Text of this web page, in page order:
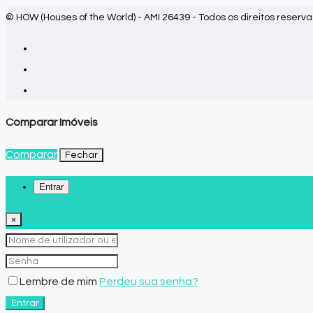
© HOW (Houses of the World) - AMI 26439 - Todos os direitos
Comparar Imóveis
Comparar Fechar
Entrar
×
Lembre de mim Perdeu sua senha?
Entrar